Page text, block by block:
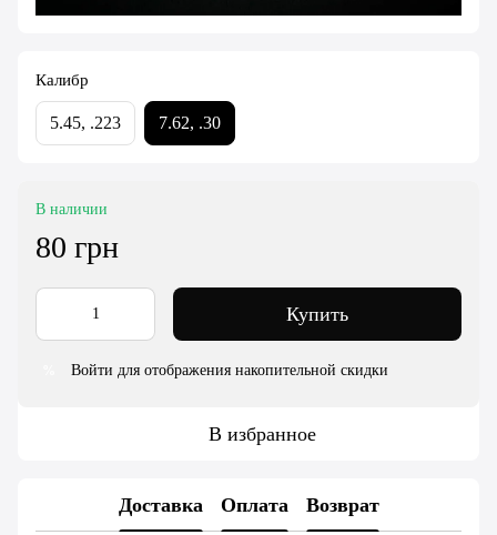
Калибр
5.45, .223 7.62, .30
В наличии
80 грн
Купить
Войти для отображения накопительной скидки
В избранное
Доставка Оплата Возврат